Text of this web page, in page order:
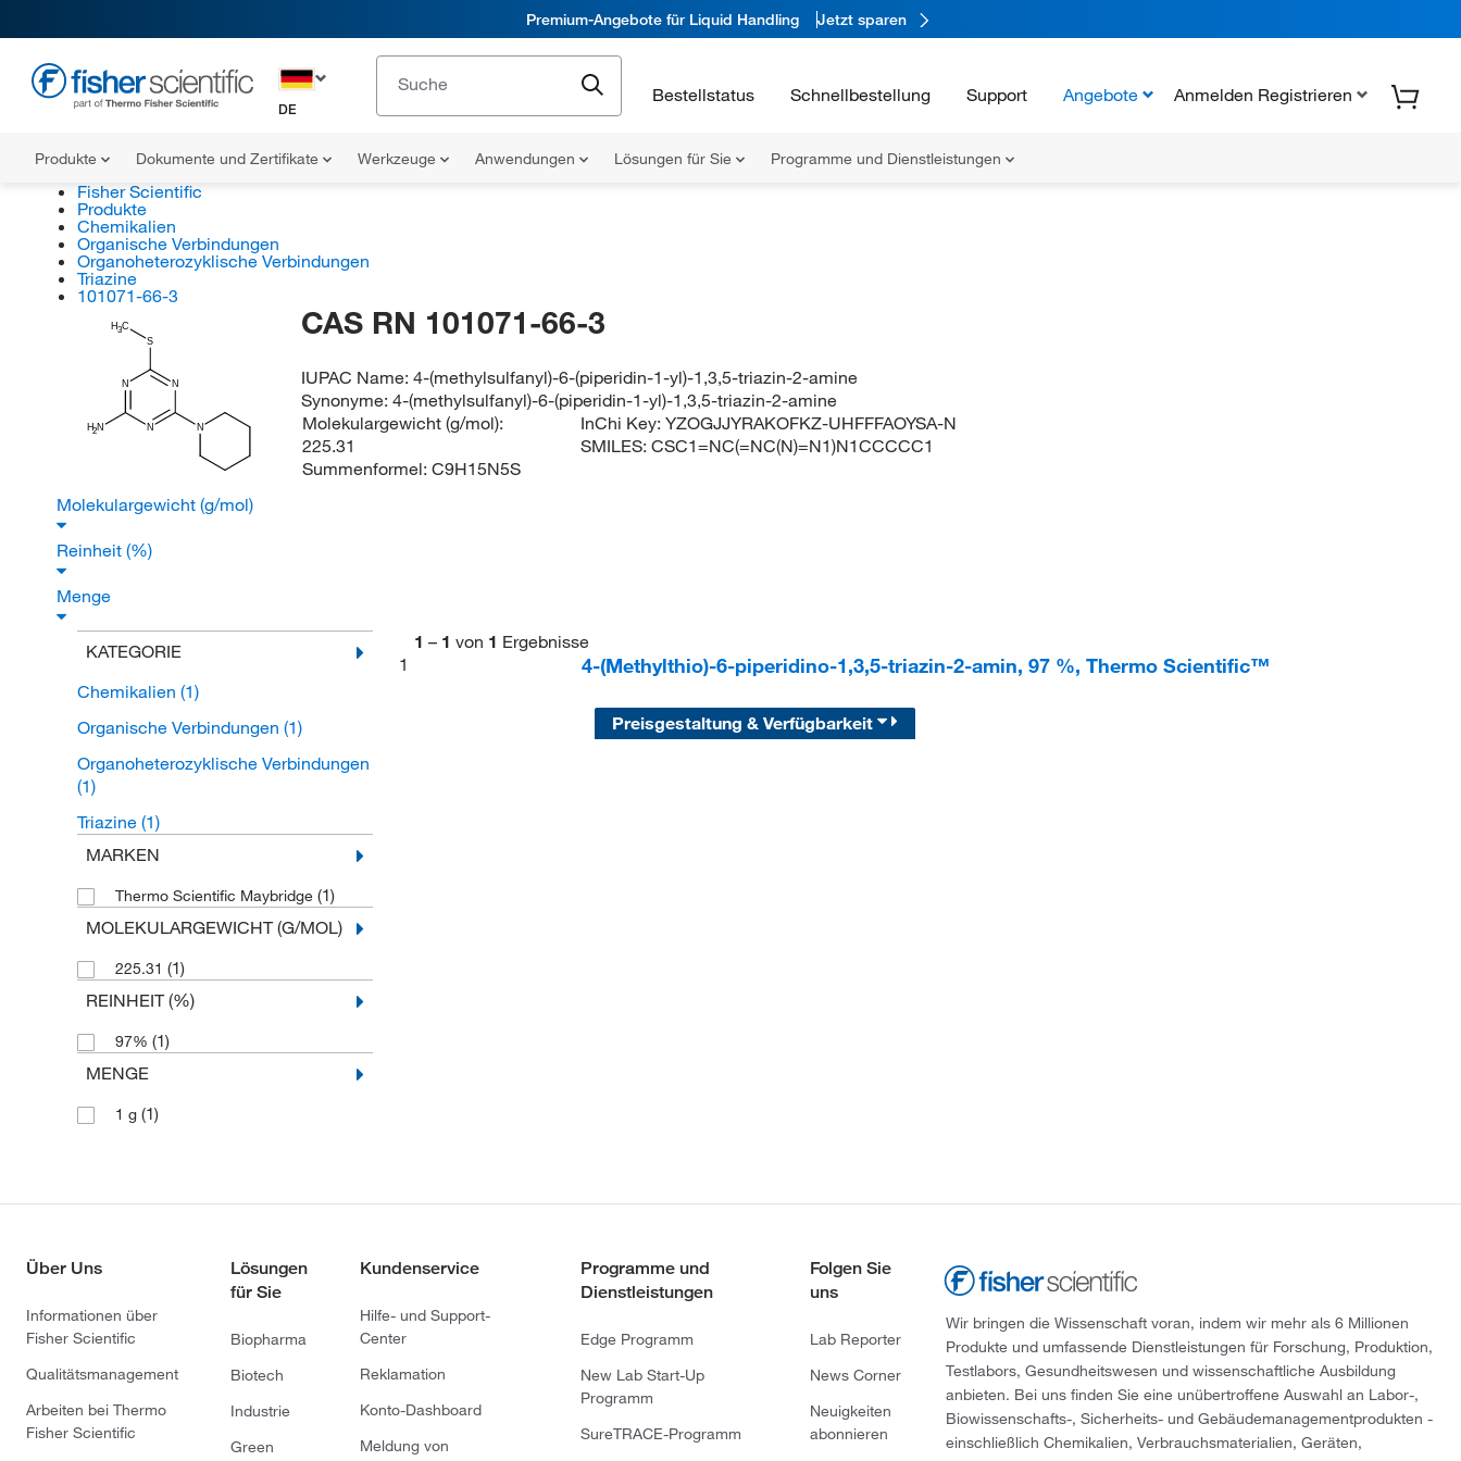
Premium-Angebote für Liquid Handling Jetzt sparen
DE
Bestellstatus Schnellbestellung Support Angebote Anmelden Registrieren
Produkte Dokumente und Zertifikate Werkzeuge Anwendungen Lösungen für Sie Programme und Dienstleistungen
Fisher Scientific
Produkte
Chemikalien
Organische Verbindungen
Organoheterozyklische Verbindungen
Triazine
101071-66-3
H3C
S
N
N
N
H2N N
CAS RN 101071-66-3
IUPAC Name:4-(methylsulfanyl)-6-(piperidin-1-yl)-1,3,5-triazin-2-amine
Synonyme:4-(methylsulfanyl)-6-(piperidin-1-yl)-1,3,5-triazin-2-amine
Molekulargewicht (g/mol):
225.31
Summenformel: C9H15N5S
InChi Key:YZOGJJYRAKOFKZ-UHFFFAOYSA-N
SMILES:CSC1=NC(=NC(N)=N1)N1CCCCC1
Molekulargewicht (g/mol)
Reinheit (%)
Menge
KATEGORIE
Chemikalien (1)
Organische Verbindungen (1)
Organoheterozyklische Verbindungen
(1)
Triazine (1)
MARKEN
Thermo Scientific Maybridge (1)
MOLEKULARGEWICHT (G/MOL)
225.31 (1)
REINHEIT (%)
97% (1)
MENGE
1 g (1)
1 – 1 von 1 Ergebnisse
1
4-(Methylthio)-6-piperidino-1,3,5-triazin-2-amin, 97 %, Thermo Scientific™
Preisgestaltung & Verfügbarkeit
Über Uns
Informationen über
Fisher Scientific
Qualitätsmanagement
Arbeiten bei Thermo
Fisher Scientific
Lösungen
für Sie
Biopharma
Biotech
Industrie
Green
Kundenservice
Hilfe- und Support-
Center
Reklamation
Konto-Dashboard
Meldung von
Programme und
Dienstleistungen
Edge Programm
New Lab Start-Up
Programm
SureTRACE-Programm
Folgen Sie
uns
Lab Reporter
News Corner
Neuigkeiten
abonnieren
Wir bringen die Wissenschaft voran, indem wir mehr als 6 Millionen
Produkte und umfassende Dienstleistungen für Forschung, Produktion,
Testlabors, Gesundheitswesen und wissenschaftliche Ausbildung
anbieten. Bei uns finden Sie eine unübertroffene Auswahl an Labor-,
Biowissenschafts-, Sicherheits- und Gebäudemanagementprodukten -
einschließlich Chemikalien, Verbrauchsmaterialien, Geräten,